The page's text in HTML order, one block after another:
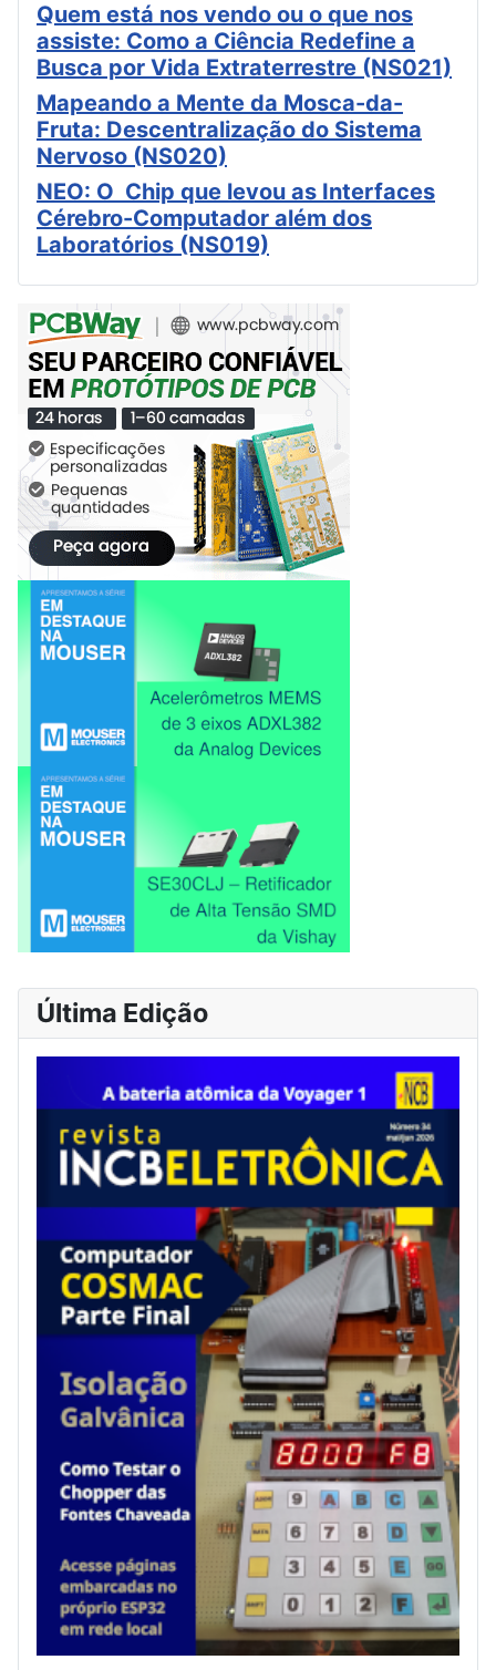
Quem está nos vendo ou o que nos
assiste: Como a Ciência Redefine a
Busca por Vida Extraterrestre (NS021)
Mapeando a Mente da Mosca-da-
Fruta: Descentralização do Sistema
Nervoso (NS020)
NEO: O Chip que levou as Interfaces
Cérebro-Computador além dos
Laboratórios (NS019)
Última Edição